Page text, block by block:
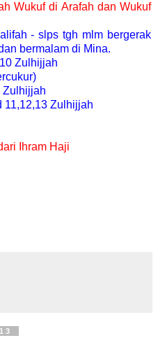
Wukuf di Arafah dan Wukuf
- slps tgh mlm bergerak
bermalam di Mina.
Zulhijjah
Zulhijjah
11,12,13 Zulhijjah
Ihram Haji